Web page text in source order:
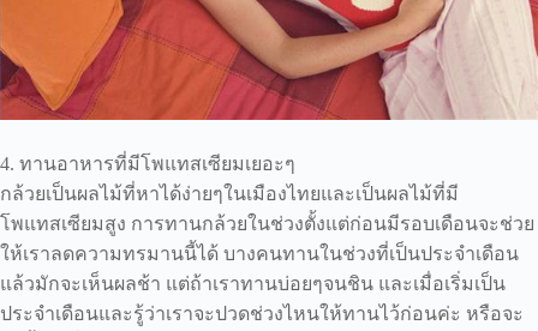
4. ทานอาหารที่มีโพแทสเซียมเยอะๆ
กล้วยเป็นผลไม้ที่หาได้ง่ายๆในเมืองไทยและเป็นผลไม้ที่มี
โพแทสเซียมสูง การทานกล้วยในช่วงตั้งแต่ก่อนมีรอบเดือนจะช่วย
ให้เราลดความทรมานนี้ได้ บางคนทานในช่วงที่เป็นประจำเดือน
แล้วมักจะเห็นผลช้า แต่ถ้าเราทานบ่อยๆจนชิน และเมื่อเริ่มเป็น
ประจำเดือนและรู้ว่าเราจะปวดช่วงไหนให้ทานไว้ก่อนค่ะ หรือจะ